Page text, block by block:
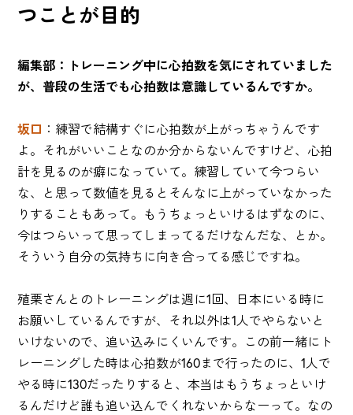
つことが目的
編集部：トレーニング中に心拍数を気にされていました
が、普段の生活でも心拍数は意識しているんですか。
坂口 ：練習で結構すぐに心拍数が上がっちゃうんです
よ。それがいいことなのか分からないんですけど、心拍
計を見るのが癖になっていて。練習していて今つらい
な、と思って数値を見るとそんなに上がっていなかった
りすることもあって。もうちょっといけるはずなのに、
今はつらいって思ってしまってるだけなんだな、とか。
そういう自分の気持ちに向き合ってる感じですね。
殖栗さんとのトレーニングは週に1回、日本にいる時に
お願いしているんですが、それ以外は1人でやらないと
いけないので、追い込みにくいんです。この前一緒にト
レーニングした時は心拍数が160まで行ったのに、1人で
やる時に130だったりすると、本当はもうちょっといけ
るんだけど誰も追い込んでくれないからなーって。なの